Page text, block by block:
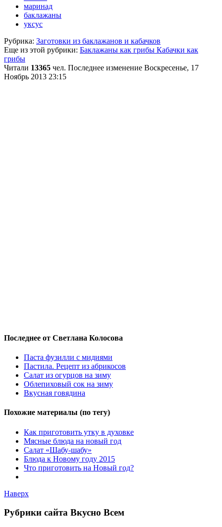
маринад
баклажаны
уксус
Рубрика: Заготовки из баклажанов и кабачков
Еще из этой рубрики: Баклажаны как грибы Кабачки как
грибы
Читали 13365 чел. Последнее изменение Воскресенье, 17
Ноябрь 2013 23:15
Последнее от Светлана Колосова
Паста фузилли с мидиями
Пастила. Рецепт из абрикосов
Салат из огурцов на зиму
Облепиховый сок на зиму
Вкусная говядина
Похожие материалы (по тегу)
Как приготовить утку в духовке
Мясные блюда на новый год
Салат «Шабу-шабу»
Блюда к Новому году 2015
Что приготовить на Новый год?
Наверх
Рубрики сайта Вкусно Всем